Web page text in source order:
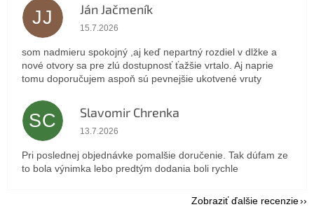
JJ Ján Jačmeník
Hodnotenie obchodu je 5 z 5 hviezdičiek.
15.7.2026
som nadmieru spokojný ,aj keď nepartný rozdiel v dlžke a
nové otvory sa pre zlú dostupnosť ťažšie vrtalo. Aj naprie
tomu doporučujem aspoň sú pevnejšie ukotvené vruty
SC Slavomir Chrenka
Hodnotenie obchodu je 5 z 5 hviezdičiek.
13.7.2026
Pri poslednej objednávke pomalšie doručenie. Tak dúfam ze
to bola výnimka lebo predtým dodania boli rychle
Zobraziť ďalšie recenzie